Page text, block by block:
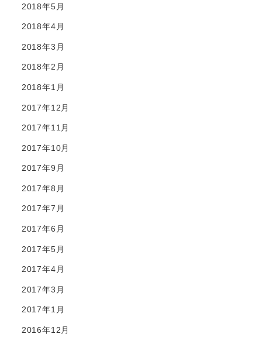
2018年5月
2018年4月
2018年3月
2018年2月
2018年1月
2017年12月
2017年11月
2017年10月
2017年9月
2017年8月
2017年7月
2017年6月
2017年5月
2017年4月
2017年3月
2017年1月
2016年12月